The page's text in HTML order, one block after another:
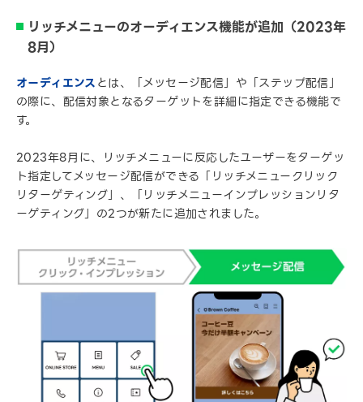
リッチメニューのオーディエンス機能が追加（2023年
8月）
オーディエンスとは、「メッセージ配信」や「ステップ配信」
の際に、配信対象となるターゲットを詳細に指定できる機能で
す。
2023年8月に、リッチメニューに反応したユーザーをターゲッ
ト指定してメッセージ配信ができる「リッチメニュークリック
リターゲティング」、「リッチメニューインプレッションリタ
ーゲティング」の2つが新たに追加されました。